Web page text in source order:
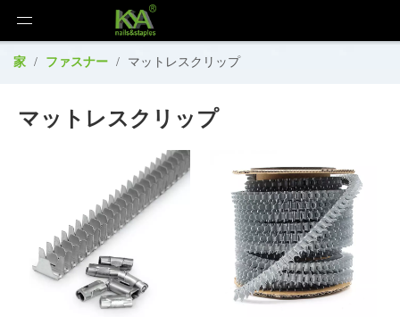
家 / ファスナー / マットレスクリップ
マットレスクリップ